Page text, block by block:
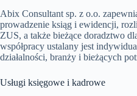
Abix Consultant sp. z o.o.
prowadzenie ksiąg i ewidencji,
ZUS, a także bieżące doradztwo
współpracy ustalany jest
działalności, branży i bieżących
Usługi księgowe i kadrowe